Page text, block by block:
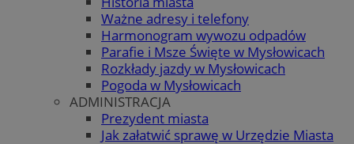
Ważne adresy i telefony
Harmonogram wywozu odpadów
Parafie i Msze Święte w Mysłowicach
Rozkłady jazdy w Mysłowicach
Pogoda w Mysłowicach
ADMINISTRACJA
Prezydent miasta
Jak załatwić sprawę w Urzędzie Miasta